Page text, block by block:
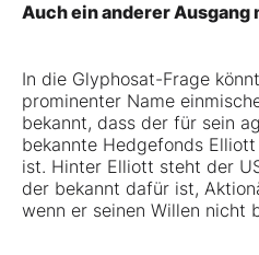
Auch ein anderer Ausgang
In die Glyphosat-Frage
prominenter Name
bekannt, dass der für sein
bekannte Hedgefonds
ist. Hinter Elliott steht der
der bekannt dafür ist,
wenn er seinen Willen nicht